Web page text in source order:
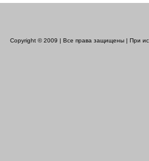
Copyright © 2009 | Все права защищены | При